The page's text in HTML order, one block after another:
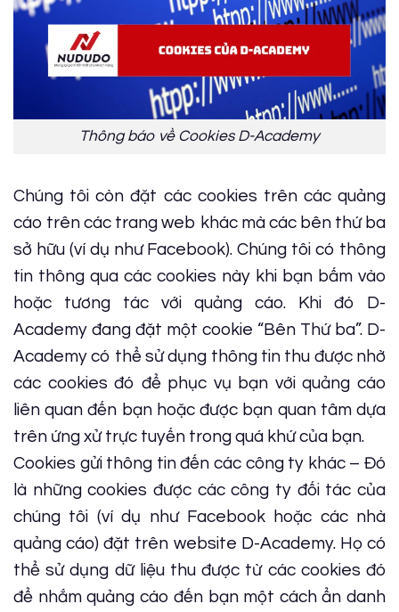
Thông báo về Cookies D-Academy
Chúng tôi còn đặt các cookies trên các quảng
cáo trên các trang web khác mà các bên thứ ba
sở hữu (ví dụ như Facebook). Chúng tôi có thông
tin thông qua các cookies này khi bạn bấm vào
hoặc tương tác với quảng cáo. Khi đó D-
Academy đang đặt một cookie “Bên Thứ ba”. D-
Academy có thể sử dụng thông tin thu được nhờ
các cookies đó để phục vụ bạn với quảng cáo
liên quan đến bạn hoặc được bạn quan tâm dựa
trên ứng xử trực tuyến trong quá khứ của bạn.
Cookies gửi thông tin đến các công ty khác – Đó
là những cookies được các công ty đối tác của
chúng tôi (ví dụ như Facebook hoặc các nhà
quảng cáo) đặt trên website D-Academy. Họ có
thể sử dụng dữ liệu thu được từ các cookies đó
để nhắm quảng cáo đến bạn một cách ẩn danh